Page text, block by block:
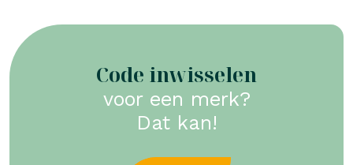
Code inwisselen
voor een merk?
Dat kan!